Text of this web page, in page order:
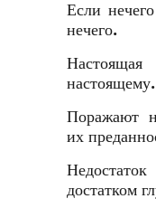
Если
нечего.
настоящему.
Поражают
их
достатком